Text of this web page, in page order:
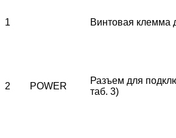
1 Винтовая клемма
2 POWER
Разъем для
таб. 3)